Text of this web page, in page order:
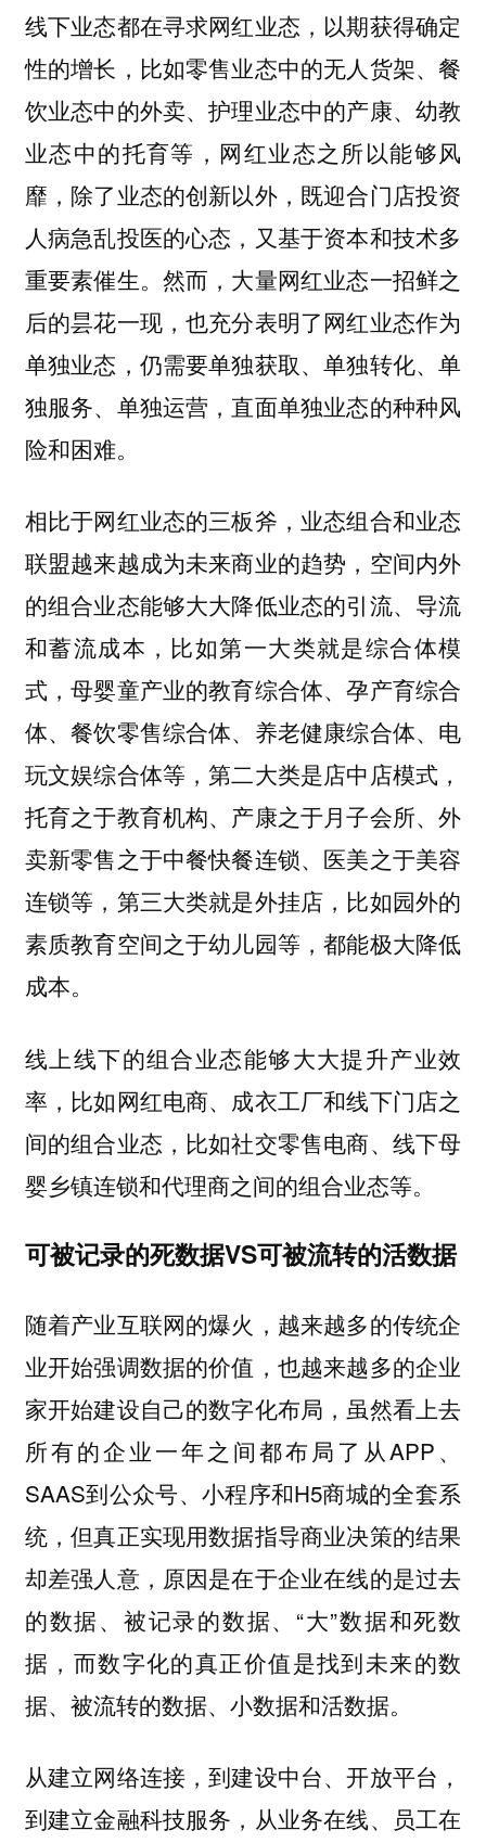
线下业态都在寻求网红业态，以期获得确定
性的增长，比如零售业态中的无人货架、餐
饮业态中的外卖、护理业态中的产康、幼教
业态中的托育等，网红业态之所以能够风
靡，除了业态的创新以外，既迎合门店投资
人病急乱投医的心态，又基于资本和技术多
重要素催生。然而，大量网红业态一招鲜之
后的昙花一现，也充分表明了网红业态作为
单独业态，仍需要单独获取、单独转化、单
独服务、单独运营，直面单独业态的种种风
险和困难。
相比于网红业态的三板斧，业态组合和业态
联盟越来越成为未来商业的趋势，空间内外
的组合业态能够大大降低业态的引流、导流
和蓄流成本，比如第一大类就是综合体模
式，母婴童产业的教育综合体、孕产育综合
体、餐饮零售综合体、养老健康综合体、电
玩文娱综合体等，第二大类是店中店模式，
托育之于教育机构、产康之于月子会所、外
卖新零售之于中餐快餐连锁、医美之于美容
连锁等，第三大类就是外挂店，比如园外的
素质教育空间之于幼儿园等，都能极大降低
成本。
线上线下的组合业态能够大大提升产业效
率，比如网红电商、成衣工厂和线下门店之
间的组合业态，比如社交零售电商、线下母
婴乡镇连锁和代理商之间的组合业态等。
可被记录的死数据VS可被流转的活数据
随着产业互联网的爆火，越来越多的传统企
业开始强调数据的价值，也越来越多的企业
家开始建设自己的数字化布局，虽然看上去
所有的企业一年之间都布局了从APP、
SAAS到公众号、小程序和H5商城的全套系
统，但真正实现用数据指导商业决策的结果
却差强人意，原因是在于企业在线的是过去
的数据、被记录的数据、“大”数据和死数
据，而数字化的真正价值是找到未来的数
据、被流转的数据、小数据和活数据。
从建立网络连接，到建设中台、开放平台，
到建立金融科技服务，从业务在线、员工在